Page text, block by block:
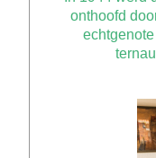
onthoofd